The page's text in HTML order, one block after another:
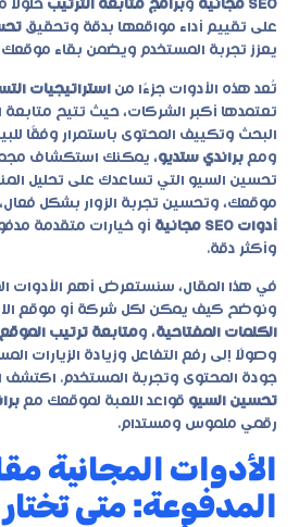
SEO مجانية
وبرامج متابعة الترتيب حلولًا
على تقييم أداء مواقعها بدقة وتحقيق
يعزز تجربة المستخدم ويضمن بقاء موقعك
تُعد هذه الأدوات جزءًا من استراتيجيات
تعتمدها أكبر الشركات، حيث تتيح
البحث وتكييف المحتوى باستمرار وفقًا
ومع براندي ستديو، يمكنك استكشاف
تحسين السيو التي تساعدك على تحليل
موقعك، وتحسين تجربة الزوار بشكل
أدوات SEO مجانية
أو خيارات متقدمة
وأكثر دقة.
في هذا المقال، سنستعرض أهم الأدوات
ونوضح كيف يمكن لكل شركة أو موقع
الكلمات المفتاحية، ومتابعة ترتيب الموقع
وصولًا إلى رفع التفاعل وزيادة الزيارات
جودة المحتوى وتجربة المستخدم. اكتشف
تحسين السيو قواعد اللعبة لموقعك مع
رقمي ملموس ومستدام.
الأدوات المجانية
المدفوعة: متى